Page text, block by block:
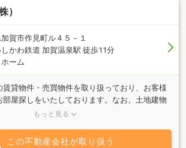
）
賀市作見町ル４５－１
しかわ鉄道 加賀温泉駅 徒歩11分
ーム
賃貸物件・売買物件を取り扱っており、お客様
屋探しをいたしております。なお、土地建物
去など）のご相談などありましたら、よろこん
もっと見る
この不動産会社が取り扱う